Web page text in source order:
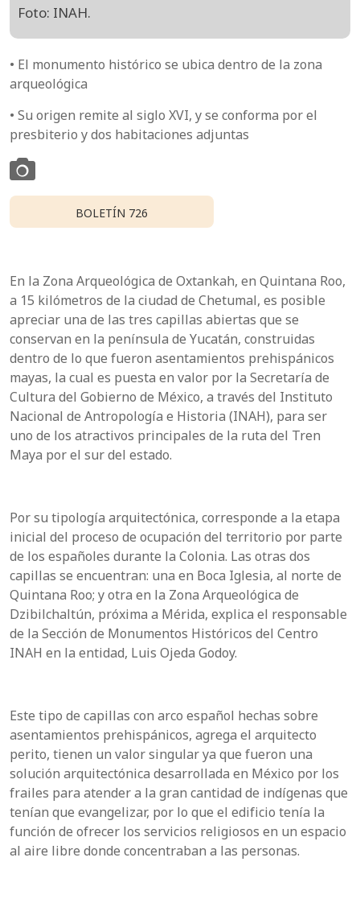
Foto: INAH.
• El monumento histórico se ubica dentro de la zona
arqueológica
• Su origen remite al siglo XVI, y se conforma por el
presbiterio y dos habitaciones adjuntas
BOLETÍN 726
En la Zona Arqueológica de Oxtankah, en Quintana Roo,
a 15 kilómetros de la ciudad de Chetumal, es posible
apreciar una de las tres capillas abiertas que se
conservan en la península de Yucatán, construidas
dentro de lo que fueron asentamientos prehispánicos
mayas, la cual es puesta en valor por la Secretaría de
Cultura del Gobierno de México, a través del Instituto
Nacional de Antropología e Historia (INAH), para ser
uno de los atractivos principales de la ruta del Tren
Maya por el sur del estado.
Por su tipología arquitectónica, corresponde a la etapa
inicial del proceso de ocupación del territorio por parte
de los españoles durante la Colonia. Las otras dos
capillas se encuentran: una en Boca Iglesia, al norte de
Quintana Roo; y otra en la Zona Arqueológica de
Dzibilchaltún, próxima a Mérida, explica el responsable
de la Sección de Monumentos Históricos del Centro
INAH en la entidad, Luis Ojeda Godoy.
Este tipo de capillas con arco español hechas sobre
asentamientos prehispánicos, agrega el arquitecto
perito, tienen un valor singular ya que fueron una
solución arquitectónica desarrollada en México por los
frailes para atender a la gran cantidad de indígenas que
tenían que evangelizar, por lo que el edificio tenía la
función de ofrecer los servicios religiosos en un espacio
al aire libre donde concentraban a las personas.